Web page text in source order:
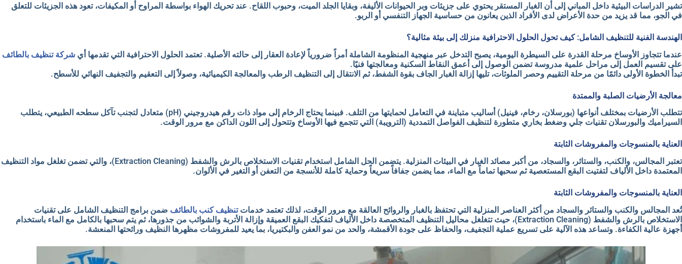
تشير الدراسات البيئية داخل المباني إلى أن الغبار المستقر يحتوي على جزيئات وبر الحيوانات الأليفة، وبقايا الجلد الميت، وحبوب اللقاح. عند تحريك الهواء بواسطة المراوح أو المكيفات، تعود هذه الجزيئات للتعلق
في الجو، مما قد يزيد من حدة الأعراض لدى الأفراد الذين يعانون من حساسية الجهاز التنفسي أو الربو.
الهندسة الفنية للتنظيف الشامل: كيف تحول الحلول الاحترافية منزلك إلى بيئة مثالية؟
عندما تتجاوز الأوساخ مرحلة القدرة على السيطرة اليومية، يصبح التدخل عبر منهجية المنظومة الشاملة أمراً ضرورياً لإعادة العقار إلى حالته الأصلية. تعتمد الحلول الاحترافية التي تقدمها أي شركة تنظيف بالطائف
على تقسيم العمل إلى مراحل علمية مدروسة تضمن الوصول إلى أعمق النقاط السكنية ومعالجتها فنيًا.
تبدأ الخطوة الأولى دائمًا من مرحلة التقييم وحصر الملوثات، تليها إزالة الغبار الجاف بقوة الشفط، ثم الانتقال إلى التنظيف الرطب والمعالجة الكيميائية، وصولاً إلى التعقيم والتجفيف النهائي للأسطح.
معالجة الأرضيات الصلبة والممتدة
تتطلب الأرضيات بمختلف أنواعها (بورسلان، رخام، فينيل) أساليب متباينة في التعامل لحمايتها من التلف. فبينما يحتاج الرخام إلى مواد ذات رقم هيدروجيني (pH) متعادل لتجنب تآكل سطحه الطبيعي، يتطلب
السيراميك والبورسلان تقنيات جلي وضغط بخاري متطورة لتنظيف الفواصل التمددية (الترويبة) التي تتجمع فيها الأوساخ وتتحول إلى اللون الداكن مع مرور الوقت.
العناية بالمنسوجات والمفروشات الثابتة
تعتبر المجالس، والكنب، والستائر، والسجاد، من أكبر مصائد الغبار في البيئات المنزلية. يتضمن الحل الشامل استخدام تقنيات الاستخلاص بالرش والشفط (Extraction Cleaning)، والتي تضمن تغلغل مواد التنظيف
المعتمدة داخل الألياف لتفتيت البقع المستعصية ثم سحبها تماماً مع الماء، مما يضمن جفافاً سريعاً وحماية كاملة للأنسجة من التعفن أو التغير في الألوان.
العناية بالمنسوجات والمفروشات الثابتة
تُعد المجالس والكنب والستائر والسجاد من أكثر العناصر المنزلية التي تحتفظ بالغبار والروائح العالقة مع مرور الوقت، لذلك تعتمد خدماتتنظيف كنب بالطائف ضمن برامج التنظيف الشامل على تقنيات
الاستخلاص بالرش والشفط (Extraction Cleaning)، حيث تتغلغل محاليل التنظيف المتخصصة داخل الألياف لتفكيك البقع العميقة وإزالة الأتربة والشوائب من جذورها، ثم يتم سحبها بالكامل مع الماء باستخدام
أجهزة عالية الكفاءة. وتساعد هذه الآلية على تسريع عملية التجفيف، والحفاظ على جودة الأقمشة، والحد من نمو العفن والبكتيريا، بما يعيد للمفروشات مظهرها النظيف ورائحتها المنعشة.